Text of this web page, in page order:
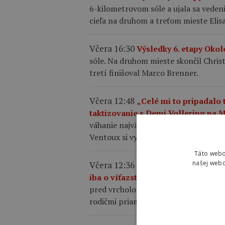
6-kilometrovom sóle a ujala sa
cieľa na druhom a treťom mieste
Včera 16:30Výsledky 6. etapy
sóle. Na druhom mieste skončil
tretí finišoval Marco Brenner.
Včera 12:48 „Celé mi to pripadalo
taktizovanie s Demi Vollering na
váhanie najväčších favoritiek,
Ventoux si vybojovala etapové
Včera 12:36
Kasia Niewiadoma
iba o víťazstvo, túžila som po tom
pred vrcholom, pričom k
rodičmi priamo na trati.
Táto
našej